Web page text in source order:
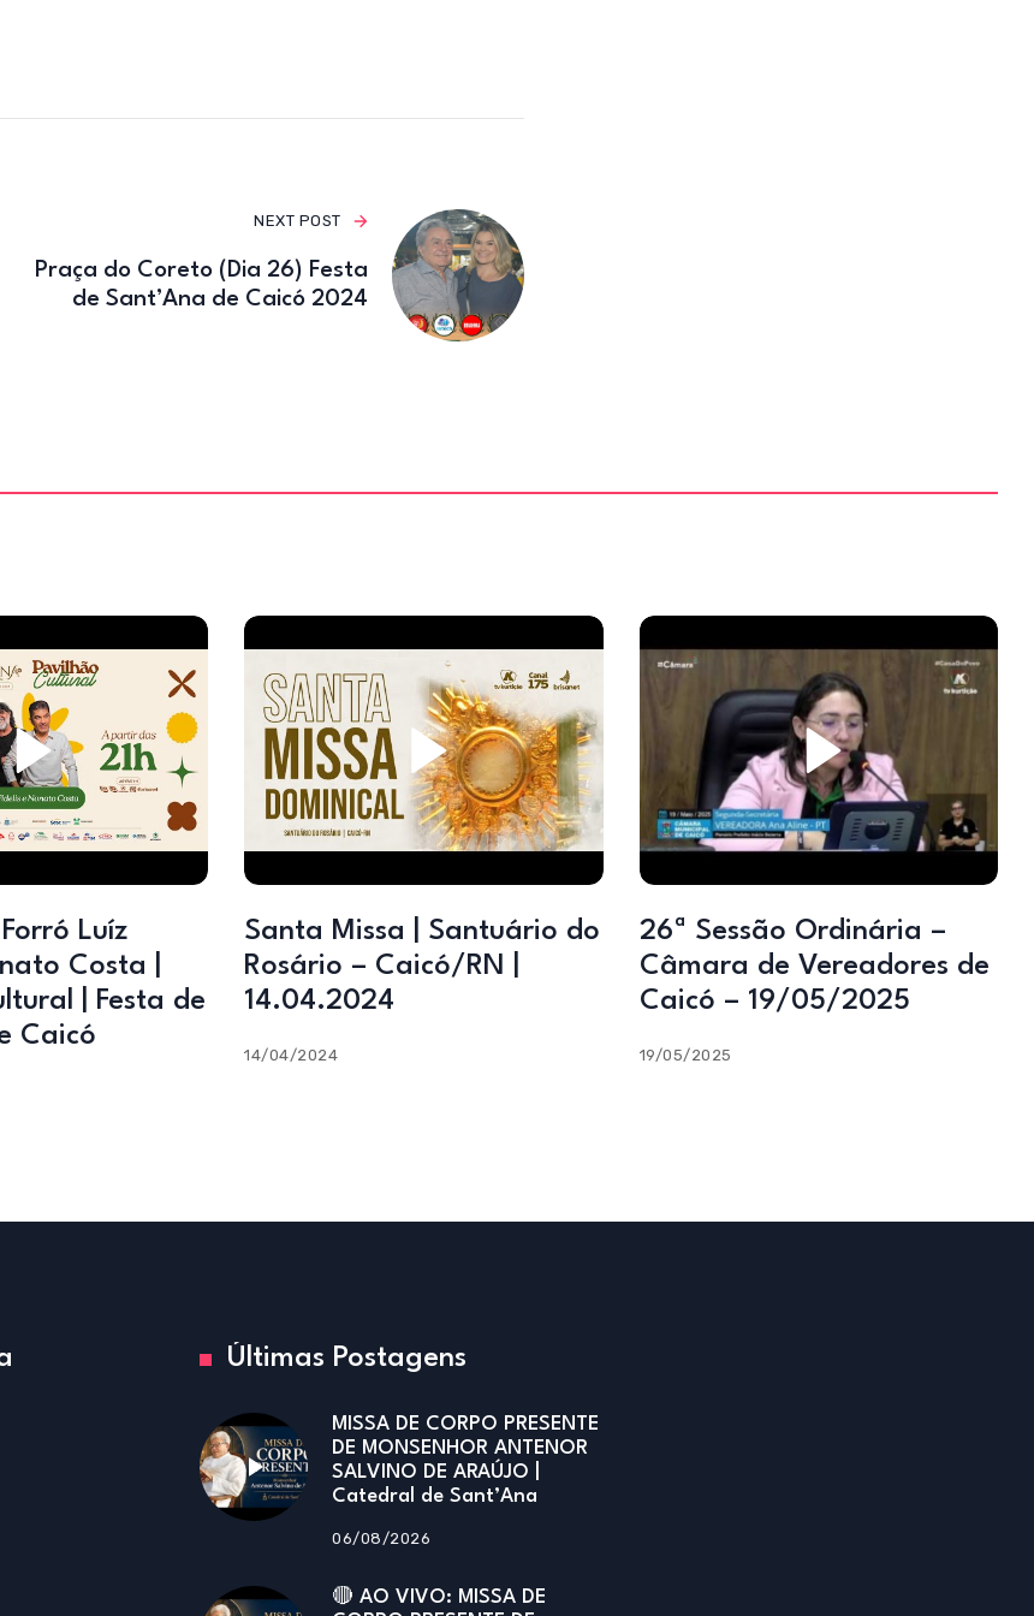
NEXT POST
Praça do Coreto (Dia 26) Festa
de Sant’Ana de Caicó 2024
Luíz
Costa |
| Festa de
Caicó
Santa Missa | Santuário do
Rosário – Caicó/RN |
14.04.2024
14/04/2024
26ª Sessão Ordinária –
Câmara de Vereadores de
Caicó – 19/05/2025
19/05/2025
Últimas Postagens
MISSA DE CORPO PRESENTE
DE MONSENHOR ANTENOR
SALVINO DE ARAÚJO |
Catedral de Sant’Ana
06/08/2026
🔴 AO VIVO: MISSA DE